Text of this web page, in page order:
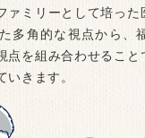
ァミリーとして培っ
多角的な視点から、
点を組み合わせるこ
きます。